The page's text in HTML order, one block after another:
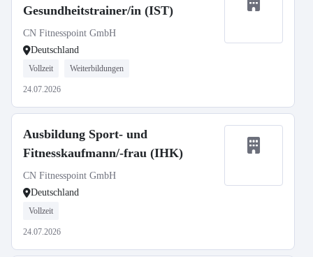
Gesundheitstrainer/in (IST)
CN Fitnesspoint GmbH
Deutschland
Vollzeit Weiterbildungen
24.07.2026
Ausbildung Sport- und
Fitnesskaufmann/-frau (IHK)
CN Fitnesspoint GmbH
Deutschland
Vollzeit
24.07.2026